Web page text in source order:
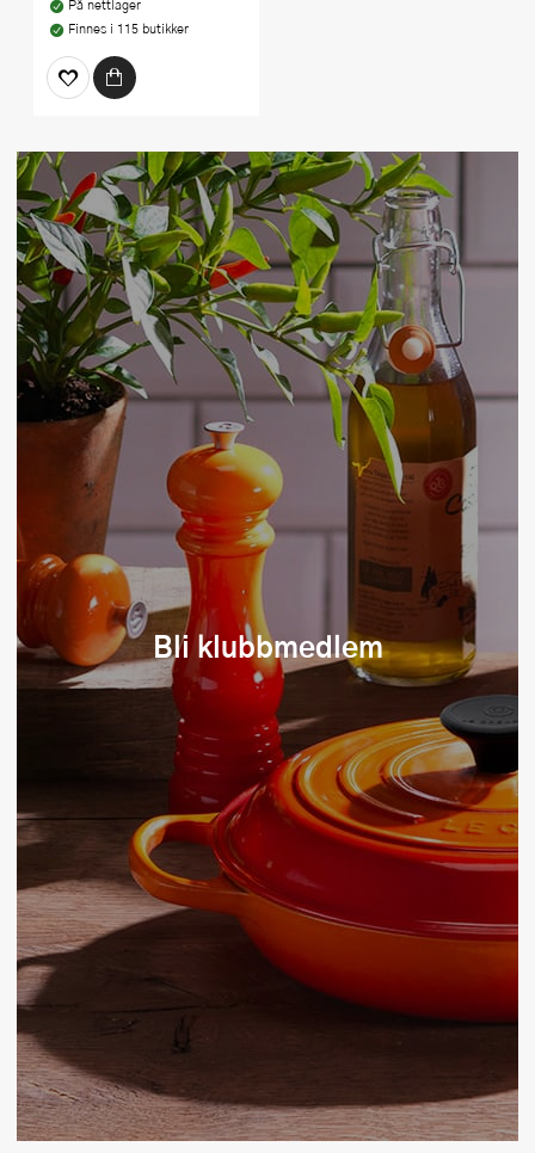
På nettlager
Finnes i 115 butikker
Bli klubbmedlem